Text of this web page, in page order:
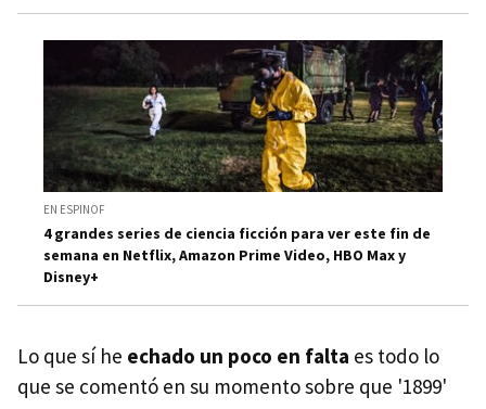
EN ESPINOF
4 grandes series de ciencia ficción para ver este fin de
semana en Netflix, Amazon Prime Video, HBO Max y
Disney+
Lo que sí he echado un poco en falta es todo lo
que se comentó en su momento sobre que '1899'